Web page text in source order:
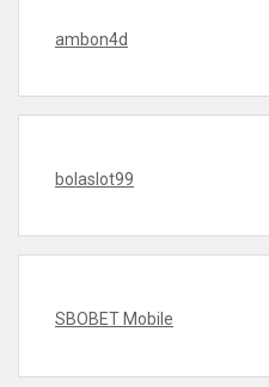
ambon4d
bolaslot99
SBOBET Mobile